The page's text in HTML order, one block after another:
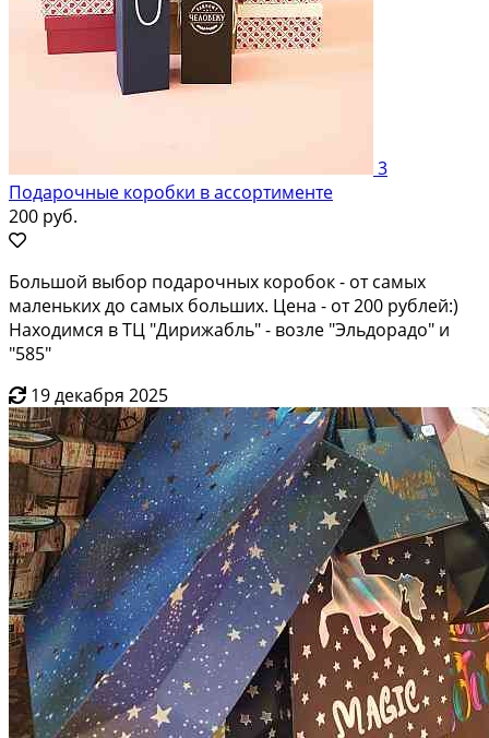
3
Подарочные коробки в ассортименте
200 руб.
Большой выбор подарочных коробок - от самых
маленьких до самых больших. Цена - от 200 рублей:)
Находимся в ТЦ "Дирижабль" - возле "Эльдорадо" и
"585"
19 декабря 2025